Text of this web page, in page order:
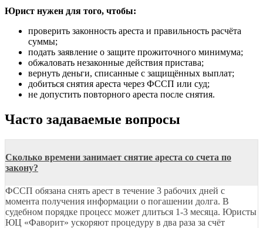
Юрист нужен для того, чтобы:
проверить законность ареста и правильность расчёта
суммы;
подать заявление о защите прожиточного минимума;
обжаловать незаконные действия пристава;
вернуть деньги, списанные с защищённых выплат;
добиться снятия ареста через ФССП или суд;
не допустить повторного ареста после снятия.
Часто задаваемые вопросы
Сколько времени занимает снятие ареста со счета по
закону?
ФССП обязана снять арест в течение 3 рабочих дней с
момента получения информации о погашении долга. В
судебном порядке процесс может длиться 1-3 месяца. Юристы
ЮЦ «Фаворит» ускоряют процедуру в два раза за счёт